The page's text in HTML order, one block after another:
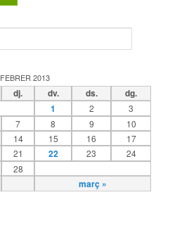
FEBRER 2013
dj. dv. ds. dg.
març »
1 2
3
7 8 9
10
14 15 16
17
21 22 23
24
28